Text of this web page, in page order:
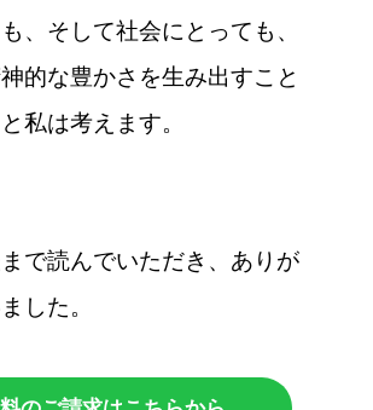
、そして社会にとっても、
的な豊かさを生み出すこと
私は考えます。
で読んでいただき、ありが
した。